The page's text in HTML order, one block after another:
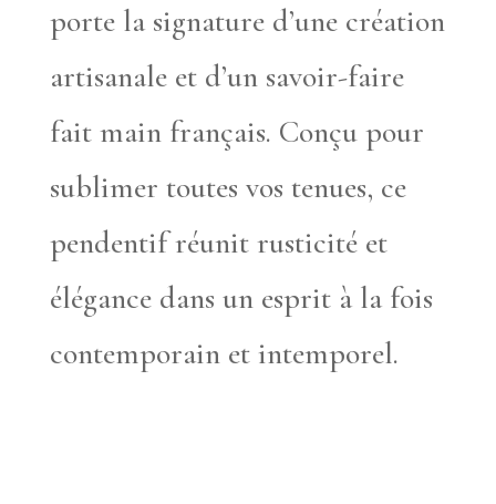
porte la signature d’une création
artisanale et d’un savoir-faire
fait main français. Conçu pour
sublimer toutes vos tenues, ce
pendentif réunit rusticité et
élégance dans un esprit à la fois
contemporain et intemporel.